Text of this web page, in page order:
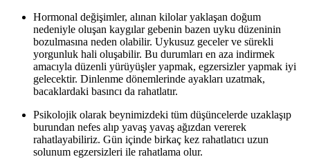
Hormonal değişimler, alınan kilolar yaklaşan doğum
nedeniyle oluşan kaygılar gebenin bazen uyku düzeninin
bozulmasına neden olabilir. Uykusuz geceler ve sürekli
yorgunluk hali oluşabilir. Bu durumları en aza indirmek
amacıyla düzenli yürüyüşler yapmak, egzersizler yapmak iyi
gelecektir. Dinlenme dönemlerinde ayakları uzatmak,
bacaklardaki basıncı da rahatlatır.
Psikolojik olarak beynimizdeki tüm düşüncelerde uzaklaşıp
burundan nefes alıp yavaş yavaş ağızdan vererek
rahatlayabiliriz. Gün içinde birkaç kez rahatlatıcı uzun
solunum egzersizleri ile rahatlama olur.